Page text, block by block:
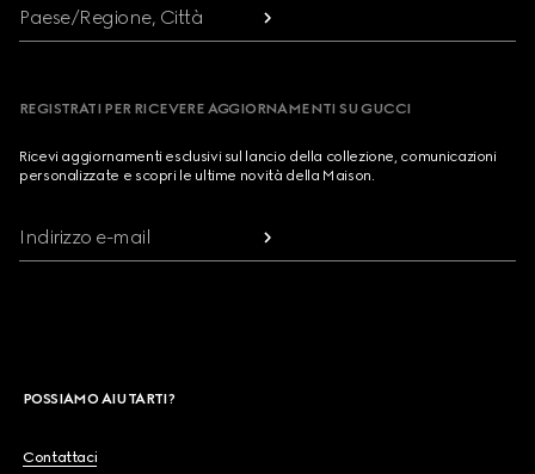
Paese/Regione, Città
REGISTRATI PER RICEVERE AGGIORNAMENTI SU GUCCI
Ricevi aggiornamenti esclusivi sul lancio della collezione, comunicazioni
personalizzate e scopri le ultime novità della Maison.
Indirizzo e-mail
POSSIAMO AIUTARTI?
Contattaci